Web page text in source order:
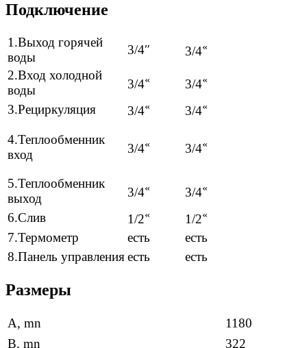
Подключение
1.Выход горячей
воды
3/4″ 3/4«
2.Вход холодной
воды
3/4« 3/4«
3.Рециркуляция 3/4« 3/4«
4.Теплообменник
вход
3/4« 3/4«
5.Теплообменник
выход
3/4« 3/4«
6.Слив 1/2« 1/2«
7.Термометр есть
есть
8.Панель управленияесть есть
Размеры
A, mn
1180
B, mn
322